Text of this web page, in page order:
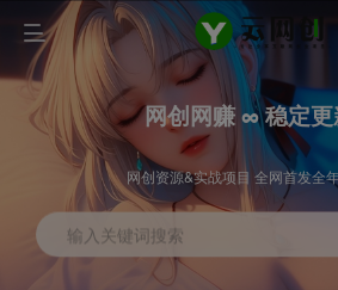
网创网赚 ∞ 稳定
网创资源&实战项目 全网首发全
输入关键词搜索